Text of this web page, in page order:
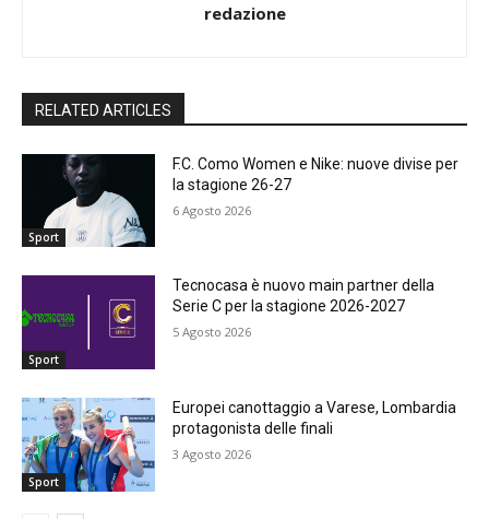
redazione
RELATED ARTICLES
Sport
F.C. Como Women e Nike: nuove divise per
la stagione 26-27
6 Agosto 2026
Sport
Tecnocasa è nuovo main partner della
Serie C per la stagione 2026-2027
5 Agosto 2026
Sport
Europei canottaggio a Varese, Lombardia
protagonista delle finali
3 Agosto 2026